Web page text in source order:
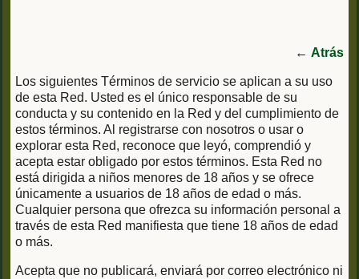
← Atrás
Los siguientes Términos de servicio se aplican a su uso
de esta Red. Usted es el único responsable de su
conducta y su contenido en la Red y del cumplimiento de
estos términos. Al registrarse con nosotros o usar o
explorar esta Red, reconoce que leyó, comprendió y
acepta estar obligado por estos términos. Esta Red no
está dirigida a niños menores de 18 años y se ofrece
únicamente a usuarios de 18 años de edad o más.
Cualquier persona que ofrezca su información personal a
través de esta Red manifiesta que tiene 18 años de edad
o más.
Acepta que no publicará, enviará por correo electrónico ni